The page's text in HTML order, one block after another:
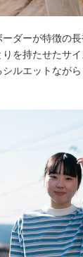
ダーが特徴の長
を持たせたサイ
ルエットなが